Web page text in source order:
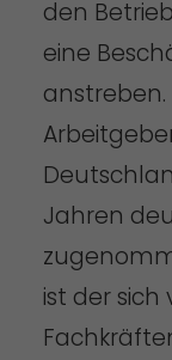
den
eine
anstreben.
Jahren
ist der